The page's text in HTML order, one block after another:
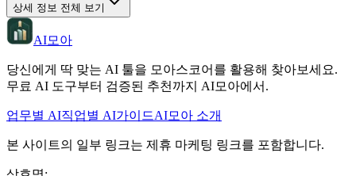
상세 정보 전체 보기
AI모아
당신에게 딱 맞는 AI 툴을 모아스코어를 활용해 찾아보세요.
무료 AI 도구부터 검증된 추천까지 AI모아에서.
업무별 AI직업별 AI가이드AI모아 소개
본 사이트의 일부 링크는 제휴 마케팅 링크를 포함합니다.